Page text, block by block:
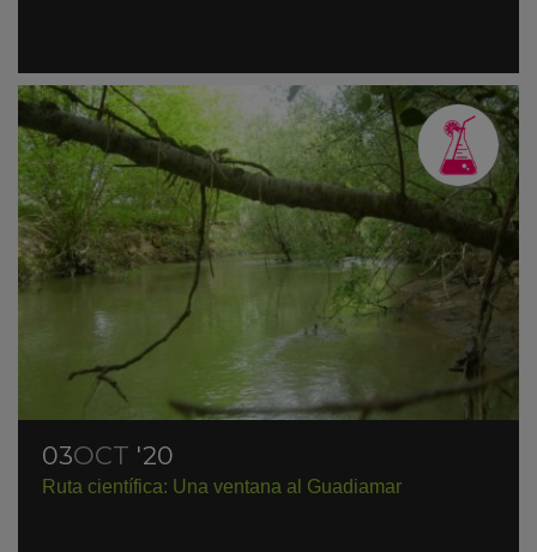
03OCT '20
Ruta científica: Una ventana al Guadiamar